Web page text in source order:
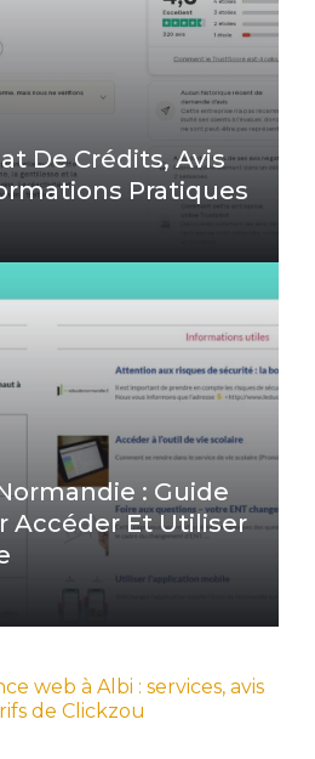
De Crédits, Avis
Pratiques
: Guide
Accéder Et Utiliser
web à Albi : services, avis
de Clickzou